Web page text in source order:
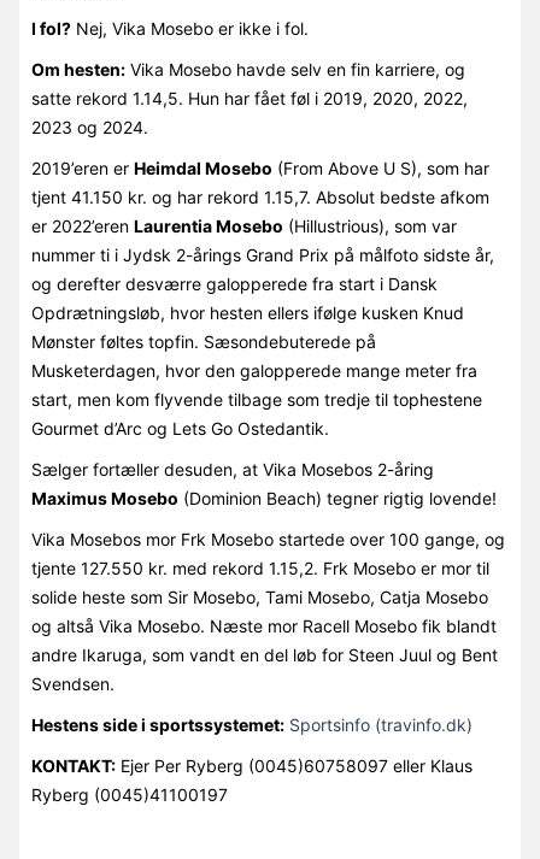
I fol?Nej, Vika Mosebo er ikke i fol.
Om hesten:Vika Mosebo havde selv en fin karriere, og
satte rekord 1.14,5. Hun har fået føl i 2019, 2020, 2022,
2023 og 2024.
2019’eren er Heimdal Mosebo (From Above U S), som har
tjent 41.150 kr. og har rekord 1.15,7. Absolut bedste afkom
er 2022’eren Laurentia Mosebo (Hillustrious), som var
nummer ti i Jydsk 2-årings Grand Prix på målfoto sidste år,
og derefter desværre galopperede fra start i Dansk
Opdrætningsløb, hvor hesten ellers ifølge kusken Knud
Mønster føltes topfin. Sæsondebuterede på
Musketerdagen, hvor den galopperede mange meter fra
start, men kom flyvende tilbage som tredje til tophestene
Gourmet d’Arc og Lets Go Ostedantik.
Sælger fortæller desuden, at Vika Mosebos 2-åring
Maximus Mosebo (Dominion Beach) tegner rigtig lovende!
Vika Mosebos mor Frk Mosebo startede over 100 gange, og
tjente 127.550 kr. med rekord 1.15,2. Frk Mosebo er mor til
solide heste som Sir Mosebo, Tami Mosebo, Catja Mosebo
og altså Vika Mosebo. Næste mor Racell Mosebo fik blandt
andre Ikaruga, som vandt en del løb for Steen Juul og Bent
Svendsen.
Hestens side i sportssystemet: Sportsinfo (travinfo.dk)
KONTAKT:Ejer Per Ryberg (0045)60758097 eller Klaus
Ryberg (0045)41100197